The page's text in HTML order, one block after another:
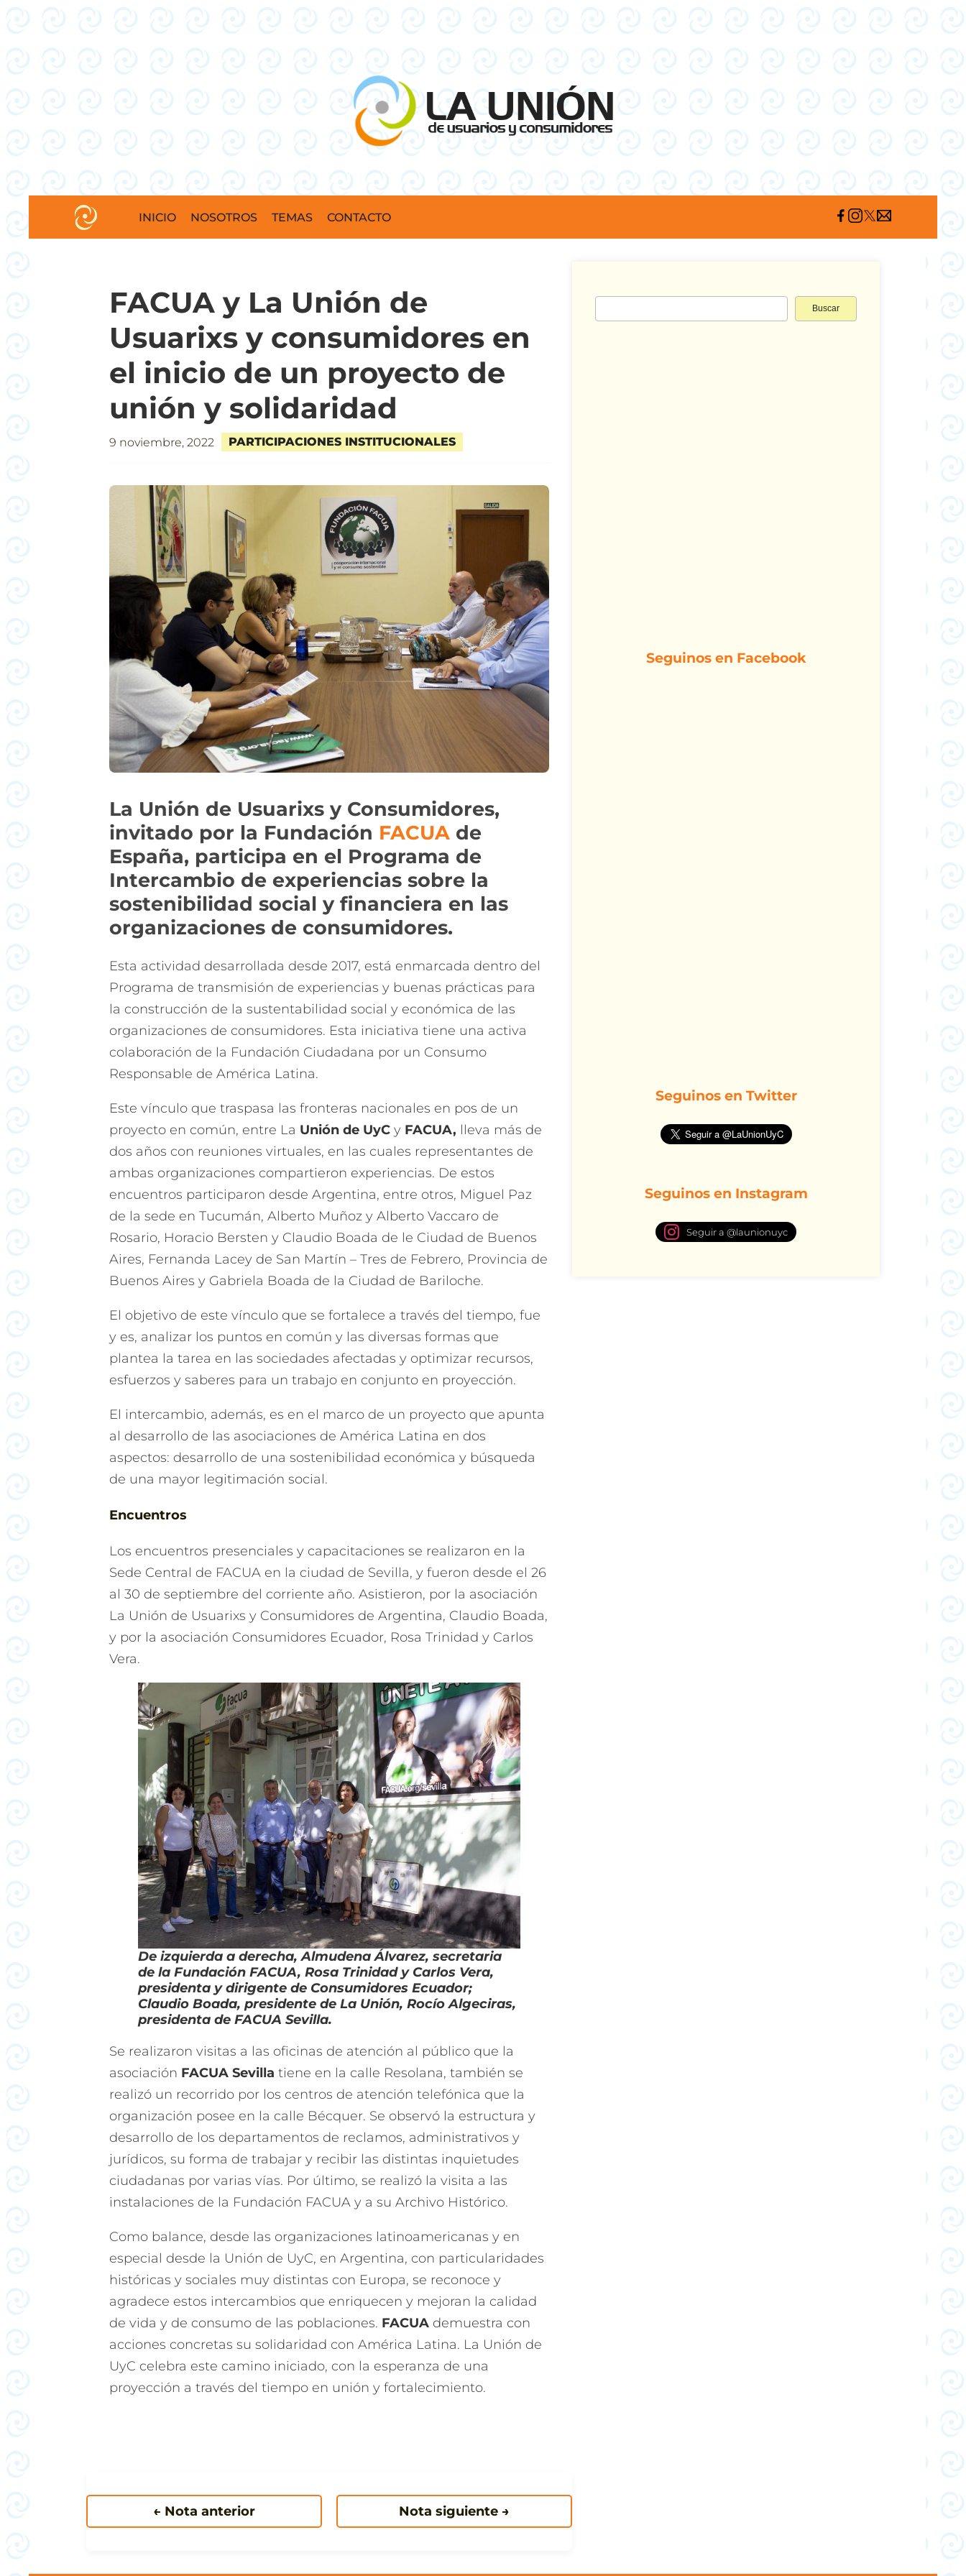
INICIO NOSOTROS TEMAS CONTACTO
FACUA y La Unión de
Usuarixs y consumidores en
el inicio de un proyecto de
unión y solidaridad
9 noviembre, 2022 PARTICIPACIONES INSTITUCIONALES
La Unión de Usuarixs y Consumidores,
invitado por la Fundación FACUA de
España, participa en el Programa de
Intercambio de experiencias sobre la
sostenibilidad social y financiera en las
organizaciones de consumidores.
Esta actividad desarrollada desde 2017, está enmarcada dentro del
Programa de transmisión de experiencias y buenas prácticas para
la construcción de la sustentabilidad social y económica de las
organizaciones de consumidores. Esta iniciativa tiene una activa
colaboración de la Fundación Ciudadana por un Consumo
Responsable de América Latina.
Este vínculo que traspasa las fronteras nacionales en pos de un
proyecto en común, entre La Unión de UyC y FACUA, lleva más de
dos años con reuniones virtuales, en las cuales representantes de
ambas organizaciones compartieron experiencias. De estos
encuentros participaron desde Argentina, entre otros, Miguel Paz
de la sede en Tucumán, Alberto Muñoz y Alberto Vaccaro de
Rosario, Horacio Bersten y Claudio Boada de le Ciudad de Buenos
Aires, Fernanda Lacey de San Martín – Tres de Febrero, Provincia de
Buenos Aires y Gabriela Boada de la Ciudad de Bariloche.
El objetivo de este vínculo que se fortalece a través del tiempo, fue
y es, analizar los puntos en común y las diversas formas que
plantea la tarea en las sociedades afectadas y optimizar recursos,
esfuerzos y saberes para un trabajo en conjunto en proyección.
El intercambio, además, es en el marco de un proyecto que apunta
al desarrollo de las asociaciones de América Latina en dos
aspectos: desarrollo de una sostenibilidad económica y búsqueda
de una mayor legitimación social.
Encuentros
Los encuentros presenciales y capacitaciones se realizaron en la
Sede Central de FACUA en la ciudad de Sevilla, y fueron desde el 26
al 30 de septiembre del corriente año. Asistieron, por la asociación
La Unión de Usuarixs y Consumidores de Argentina, Claudio Boada,
y por la asociación Consumidores Ecuador, Rosa Trinidad y Carlos
Vera.
De izquierda a derecha, Almudena Álvarez, secretaria
de la Fundación FACUA, Rosa Trinidad y Carlos Vera,
presidenta y dirigente de Consumidores Ecuador;
Claudio Boada, presidente de La Unión, Rocío Algeciras,
presidenta de FACUA Sevilla.
Se realizaron visitas a las oficinas de atención al público que la
asociación FACUA Sevilla tiene en la calle Resolana, también se
realizó un recorrido por los centros de atención telefónica que la
organización posee en la calle Bécquer. Se observó la estructura y
desarrollo de los departamentos de reclamos, administrativos y
jurídicos, su forma de trabajar y recibir las distintas inquietudes
ciudadanas por varias vías. Por último, se realizó la visita a las
instalaciones de la Fundación FACUA y a su Archivo Histórico.
Como balance, desde las organizaciones latinoamericanas y en
especial desde la Unión de UyC, en Argentina, con particularidades
históricas y sociales muy distintas con Europa, se reconoce y
agradece estos intercambios que enriquecen y mejoran la calidad
de vida y de consumo de las poblaciones. FACUA demuestra con
acciones concretas su solidaridad con América Latina. La Unión de
UyC celebra este camino iniciado, con la esperanza de una
proyección a través del tiempo en unión y fortalecimiento.
← Nota anterior Nota siguiente →
Seguinos en Facebook
Seguinos en Twitter
Seguinos en Instagram
Seguir a @launionuyc